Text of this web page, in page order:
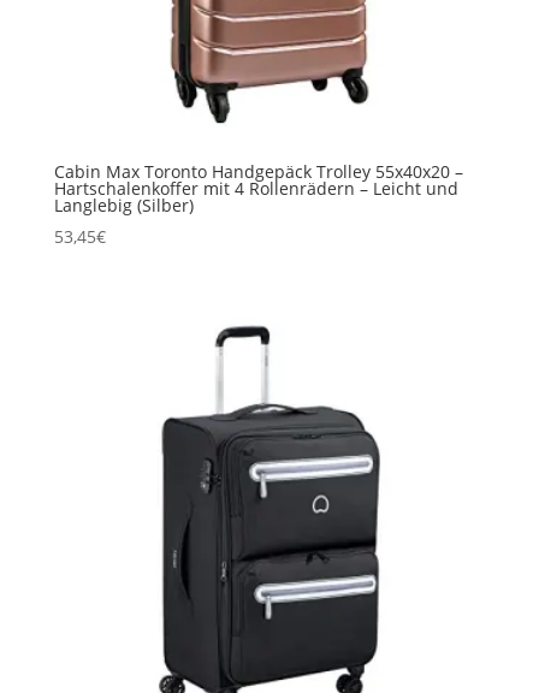
Cabin Max Toronto Handgepäck Trolley 55x40x20 –
Hartschalenkoffer mit 4 Rollenrädern – Leicht und
Langlebig (Silber)
53,45€